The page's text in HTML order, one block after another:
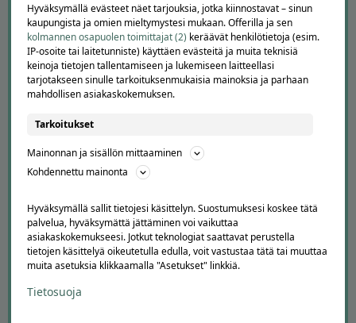
Peruuta tilaus
Asiakaspalvelu
Kuinka Offerilla toimii
Suosittele Offerillaa
TUTUSTU MEIHIN
Tietoa meistä
Tilaa uutiskirje
Hyväksymällä evästeet näet tarjouksia, jotka kiinnostavat – sinun
kaupungista ja omien mieltymystesi mukaan. Offerilla ja sen
kolmannen osapuolen toimittajat (2) keräävät henkilötietoja (esim.
IP-osoite tai laitetunniste) käyttäen evästeitä ja muita teknisiä
keinoja tietojen tallentamiseen ja lukemiseen laitteellasi
tarjotakseen sinulle tarkoituksenmukaisia mainoksia ja parhaan
mahdollisen asiakaskokemuksen.
Tarkoitukset
Mainonnan ja sisällön mittaaminen
Kohdennettu mainonta
Hyväksymällä sallit tietojesi käsittelyn. Suostumuksesi koskee tätä
palvelua, hyväksymättä jättäminen voi vaikuttaa
asiakaskokemukseesi. Jotkut teknologiat saattavat perustella
tietojen käsittelyä oikeutetulla edulla, voit vastustaa tätä tai muuttaa
muita asetuksia klikkaamalla "Asetukset" linkkiä.
Tietosuoja